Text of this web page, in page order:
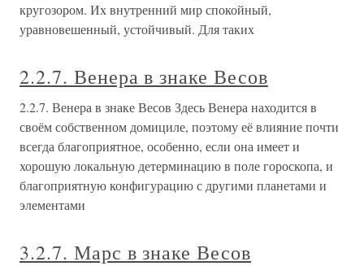
кругозором. Их внутренний мир спокойный,
уравновешенный, устойчивый. Для таких
2.2.7. Венера в знаке Весов
2.2.7. Венера в знаке Весов Здесь Венера находится в
своём собственном домициле, поэтому её влияние почти
всегда благоприятное, особенно, если она имеет и
хорошую локальную детерминацию в поле гороскопа, и
благоприятную конфигурацию с другими планетами и
элементами
3.2.7. Марс в знаке Весов